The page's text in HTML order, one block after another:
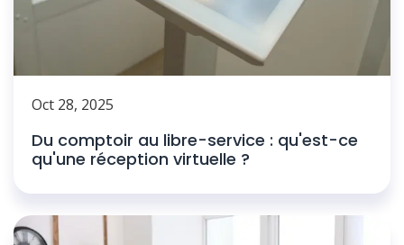
Oct 28, 2025
Du comptoir au libre-service : qu'est-ce
qu'une réception virtuelle ?